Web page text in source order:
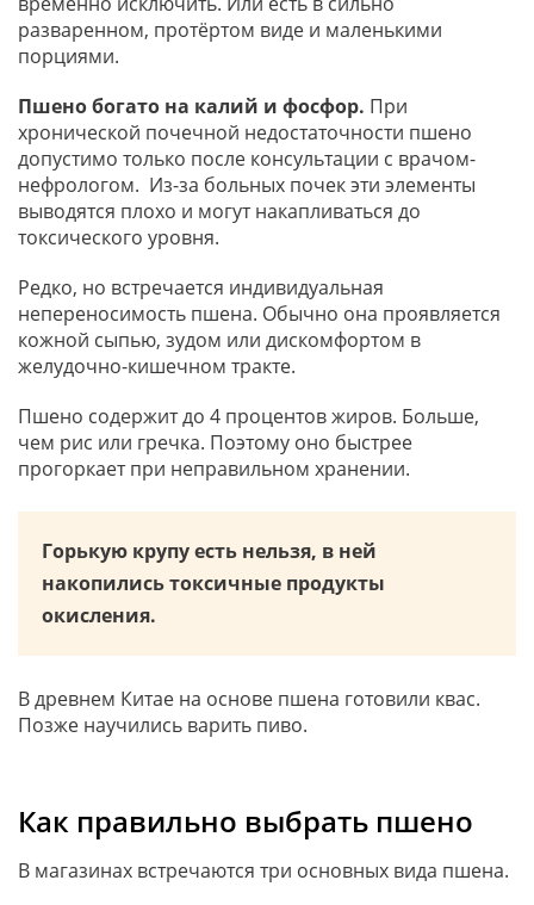
разваренном, протёртом виде и маленькими
порциями.
Пшено богато на калий и фосфор. При
хронической почечной недостаточности пшено
допустимо только после консультации с врачом-
нефрологом. Из-за больных почек эти элементы
выводятся плохо и могут накапливаться до
токсического уровня.
Редко, но встречается индивидуальная
непереносимость пшена. Обычно она проявляется
кожной сыпью, зудом или дискомфортом в
желудочно-кишечном тракте.
Пшено содержит до 4 процентов жиров. Больше,
чем рис или гречка. Поэтому оно быстрее
прогоркает при неправильном хранении.
Горькую крупу есть нельзя, в ней
накопились токсичные продукты
окисления.
В древнем Китае на основе пшена готовили квас.
Позже научились варить пиво.
Как правильно выбрать пшено
В магазинах встречаются три основных вида пшена.